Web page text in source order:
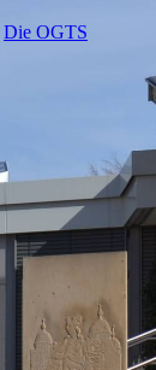
Die OGTS